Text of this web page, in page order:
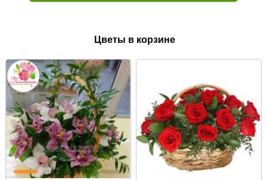
Цветы в корзине